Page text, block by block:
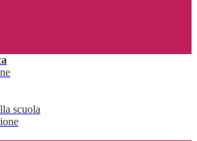
scuola